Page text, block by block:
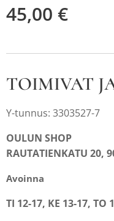
45,00 €
TOIMIVAT
Y-tunnus: 3303527-7
OULUN SHOP
RAUTATIENKATU 20,
Avoinna
TI 12-17, KE 13-17, TO